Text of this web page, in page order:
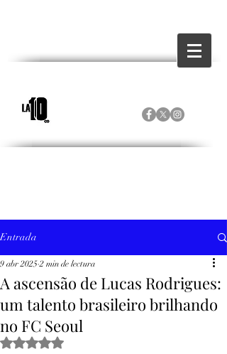
Entrada
A ascensão de Lucas Rodrigues:
um talento brasileiro brilhando
no FC Seoul
9 abr 2025 2 min de lectura
Obtuvo NaN de 5 estrellas.